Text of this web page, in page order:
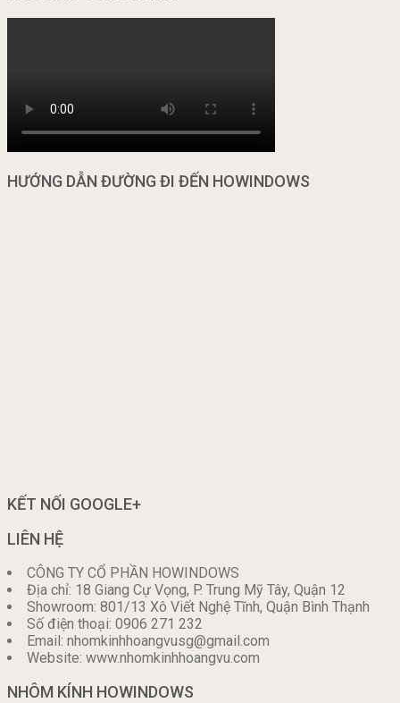
HƯỚNG DẪN ĐƯỜNG ĐI ĐẾN HOWINDOWS
KẾT NỐI GOOGLE+
LIÊN HỆ
CÔNG TY CỔ PHẦN HOWINDOWS
Địa chỉ: 18 Giang Cự Vọng, P. Trung Mỹ Tây, Quận 12
Showroom: 801/13 Xô Viết Nghệ Tĩnh, Quận Bình Thạnh
Số điện thoại: 0906 271 232
Email: nhomkinhhoangvusg@gmail.com
Website: www.nhomkinhhoangvu.com
NHÔM KÍNH HOWINDOWS